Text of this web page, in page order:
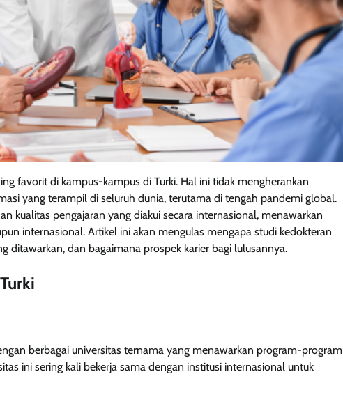
favorit di kampus-kampus di Turki. Hal ini tidak mengherankan
yang terampil di seluruh dunia, terutama di tengah pandemi global.
kualitas pengajaran yang diakui secara internasional, menawarkan
internasional. Artikel ini akan mengulas mengapa studi kedokteran
ditawarkan, dan bagaimana prospek karier bagi lulusannya.
berbagai universitas ternama yang menawarkan program-program
ini sering kali bekerja sama dengan institusi internasional untuk